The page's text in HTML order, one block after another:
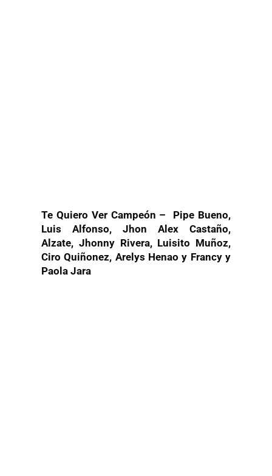
Te Quiero Ver Campeón – Pipe Bueno,
Luis Alfonso, Jhon Alex Castaño,
Alzate, Jhonny Rivera, Luisito Muñoz,
Ciro Quiñonez, Arelys Henao y Francy y
Paola Jara